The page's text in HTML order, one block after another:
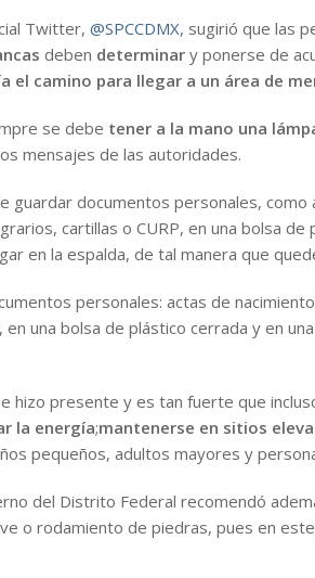
Twitter, @SPCCDMX, sugirió que las
deben determinar y ponerse de
el camino para llegar a un área de
se debe tener a la mano una
mensajes de las autoridades.
guardar documentos personales, como
cartillas o CURP, en una bolsa de
en la espalda, de tal manera que
personales: actas de
en una bolsa de plástico cerrada y en
hizo presente y es tan fuerte que
la energía;mantenerse en sitios
pequeños, adultos mayores y
del Distrito Federal recomendó
o rodamiento de piedras, pues en